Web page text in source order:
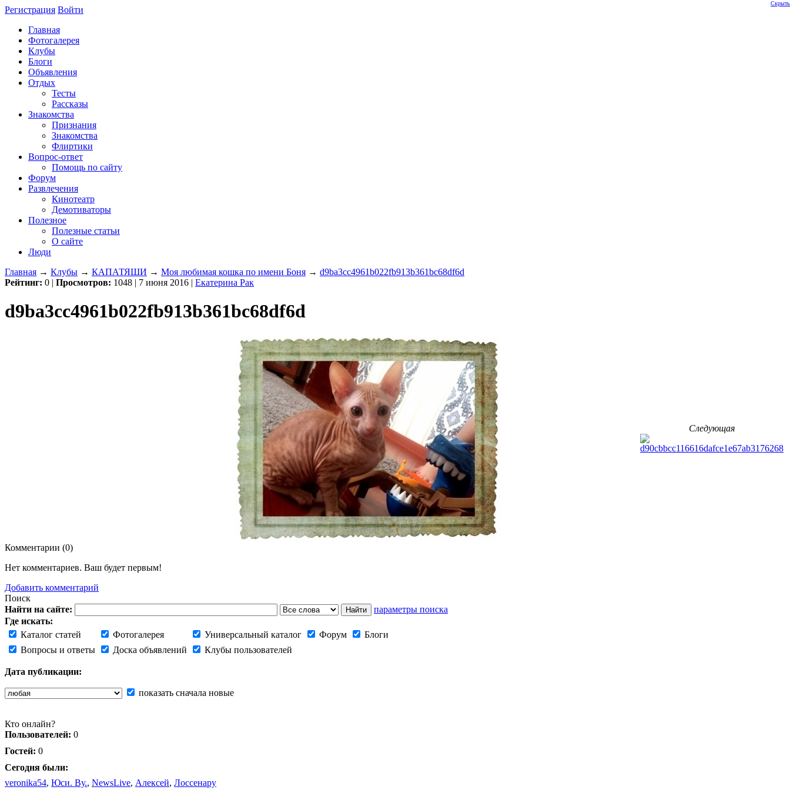
Регистрация Войти
Главная
Фотогалерея
Клубы
Блоги
Объявления
Отдых
Тесты
Рассказы
Знакомства
Признания
Знакомства
Флиртики
Вопрос-ответ
Помощь по сайту
Форум
Развлечения
Кинотеатр
Демотиваторы
Полезное
Полезные статьи
О сайте
Люди
Главная → Клубы → КАПАТЯШИ → Моя любимая кошка по имени Боня → d9ba3cc4961b022fb913b361bc68df6d
Рейтинг: 0 | Просмотров: 1048 | 7 июня 2016 | Екатерина Рак
d9ba3cc4961b022fb913b361bc68df6d
Следующая
Комментарии (0)
Нет комментариев. Ваш будет первым!
Добавить комментарий
Поиск
Найти на сайте:
параметры поиска
Где искать:
Каталог статей
Фотогалерея Универсальный каталог Форум
Блоги
Вопросы и ответы
Доска объявлений Клубы пользователей
Дата публикации:
показать сначала новые
Скрыть
Кто онлайн?
Пользователей: 0
Гостей: 0
Сегодня были:
veronika54, Юси. Ву., NewsLive, Алексей, Лоссенару